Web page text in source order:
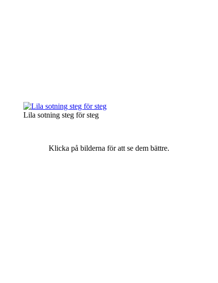
Lila sotning steg för steg
Klicka på bilderna för att se dem bättre.